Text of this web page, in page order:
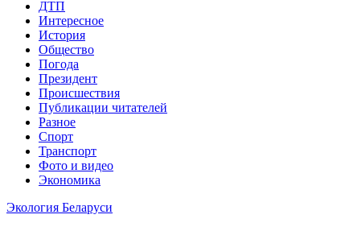
ДТП
Интересное
История
Общество
Погода
Президент
Происшествия
Публикации читателей
Разное
Спорт
Транспорт
Фото и видео
Экономика
Экология Беларуси